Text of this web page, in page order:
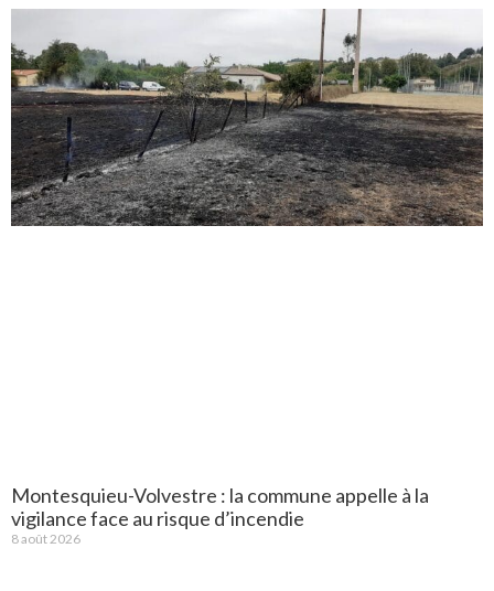
Montesquieu-Volvestre : la commune appelle à la
vigilance face au risque d’incendie
8 août 2026